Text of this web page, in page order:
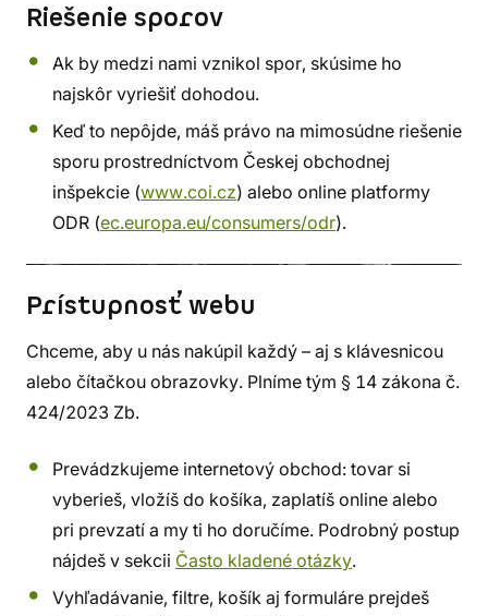
Riešenie sporov
Ak by medzi nami vznikol spor, skúsime ho
najskôr vyriešiť dohodou.
Keď to nepôjde, máš právo na mimosúdne riešenie
sporu prostredníctvom Českej obchodnej
inšpekcie (www.coi.cz) alebo online platformy
ODR (ec.europa.eu/consumers/odr).
Prístupnosť webu
Chceme, aby u nás nakúpil každý – aj s klávesnicou
alebo čítačkou obrazovky. Plníme tým § 14 zákona č.
424/2023 Zb.
Prevádzkujeme internetový obchod: tovar si
vyberieš, vložíš do košíka, zaplatíš online alebo
pri prevzatí a my ti ho doručíme. Podrobný postup
nájdeš v sekcii Často kladené otázky.
Vyhľadávanie, filtre, košík aj formuláre prejdeš